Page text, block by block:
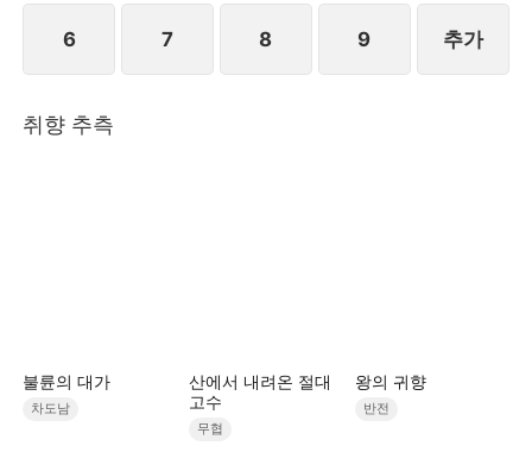
이한다.STORYMATRIX PTE.LTD
6 7 8 9 추가
취향 추측
불륜의 대가
차도남
산에서 내려온 절대
고수
무협
왕의 귀향
반전